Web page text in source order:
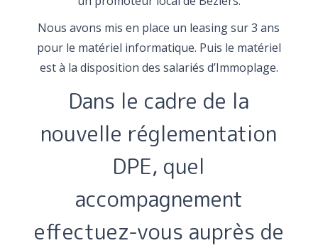
Nous avons mis en place un leasing sur 3 ans
pour le matériel informatique. Puis le matériel
est à la disposition des salariés d’Immoplage.
Dans le cadre de la
nouvelle réglementation
DPE, quel
accompagnement
effectuez-vous auprès de